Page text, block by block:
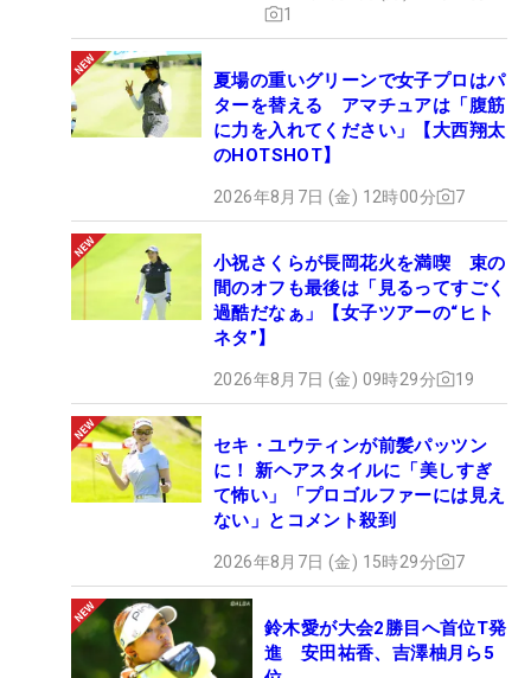
1
夏場の重いグリーンで女子プロはパ
ターを替える アマチュアは「腹筋
に力を入れてください」【大西翔太
のHOTSHOT】
2026年8月7日 (金) 12時00分 7
小祝さくらが長岡花火を満喫 束の
間のオフも最後は「見るってすごく
過酷だなぁ」【女子ツアーの“ヒト
ネタ”】
2026年8月7日 (金) 09時29分 19
セキ・ユウティンが前髪パッツン
に！ 新ヘアスタイルに「美しすぎ
て怖い」「プロゴルファーには見え
ない」とコメント殺到
2026年8月7日 (金) 15時29分 7
鈴木愛が大会2勝目へ首位T発
進 安田祐香、吉澤柚月ら5